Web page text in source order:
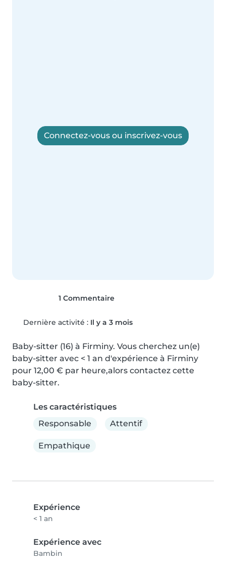
Connectez-vous ou inscrivez-vous
1 Commentaire
Dernière activité : Il y a 3 mois
Baby-sitter (16) à Firminy. Vous cherchez un(e)
baby-sitter avec < 1 an d'expérience à Firminy
pour 12,00 € par heure,alors contactez cette
baby-sitter.
Les caractéristiques
Responsable
Attentif
Empathique
Expérience
< 1 an
Expérience avec
Bambin